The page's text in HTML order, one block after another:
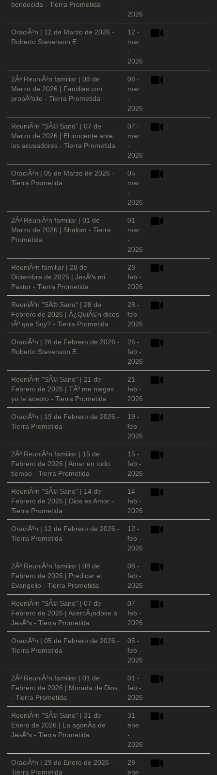
bendecida - Tierra Prometida
-
2026
OraciÃ³n | 12 de Marzo de 2026 -
Roberto Stevenson E.
12 -
mar
-
2026
2Âª ReuniÃ³n familiar | 08 de
Marzo de 2026 | Familias con
propÃ³sito - Tierra Prometida
08 -
mar
-
2026
ReuniÃ³n "SÃ© Sano" | 07 de
Marzo de 2026 | El inocente ante
los acusadores - Tierra Prometida
07 -
mar
-
2026
OraciÃ³n | 05 de Marzo de 2026 -
Tierra Prometida
05 -
mar
-
2026
2Âª ReuniÃ³n familiar | 01 de
Marzo de 2026 | Shalom - Tierra
Prometida
01 -
mar
-
2026
ReuniÃ³n familiar | 28 de
Diciembre de 2025 | JesÃºs mi
Pastor - Tierra Prometida
28 -
feb -
2026
ReuniÃ³n "SÃ© Sano" | 28 de
Febrero de 2026 | Â¿QuiÃ©n dices
tÃº que Soy? - Tierra Prometida
28 -
feb -
2026
OraciÃ³n | 26 de Febrero de 2026 -
Roberto Stevenson E.
26 -
feb -
2026
ReuniÃ³n "SÃ© Sano" | 21 de
Febrero de 2026 | TÃº me niegas
yo te acepto - Tierra Prometida
21 -
feb -
2026
OraciÃ³n | 19 de Febrero de 2026 -
Tierra Prometida
19 -
feb -
2026
2Âª ReuniÃ³n familiar | 15 de
Febrero de 2026 | Amar en todo
tiempo - Tierra Prometida
15 -
feb -
2026
ReuniÃ³n "SÃ© Sano" | 14 de
Febrero de 2026 | Dios es Amor -
Tierra Prometida
14 -
feb -
2026
OraciÃ³n | 12 de Febrero de 2026 -
Tierra Prometida
12 -
feb -
2026
2Âª ReuniÃ³n familiar | 08 de
Febrero de 2026 | Predicar el
Evangelio - Tierra Prometida
08 -
feb -
2026
ReuniÃ³n "SÃ© Sano" | 07 de
Febrero de 2026 | AcercÃ¡ndose a
JesÃºs - Tierra Prometida
07 -
feb -
2026
OraciÃ³n | 05 de Febrero de 2026 -
Tierra Prometida
05 -
feb -
2026
2Âª ReuniÃ³n familiar | 01 de
Febrero de 2026 | Morada de Dios
- Tierra Prometida
01 -
feb -
2026
ReuniÃ³n "SÃ© Sano" | 31 de
Enero de 2026 | La agonÃ­a de
JesÃºs - Tierra Prometida
31 -
ene
-
2026
OraciÃ³n | 29 de Enero de 2026 -
Tierra Prometida
29 -
ene